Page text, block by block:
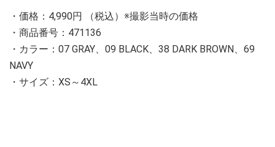
・価格：4,990円 （税込）※撮影当時の価格
・商品番号：471136
・カラー：07 GRAY、09 BLACK、38 DARK BROWN、69
NAVY
・サイズ：XS～4XL